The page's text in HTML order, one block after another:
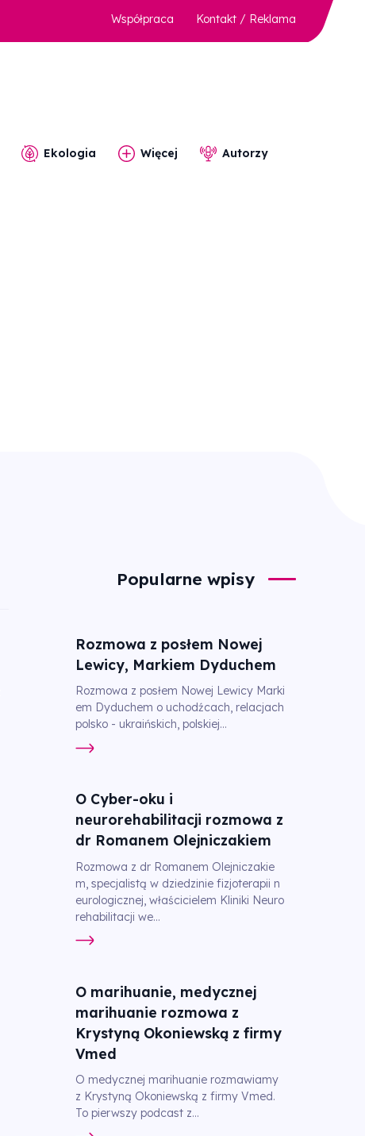
Współpraca Kontakt / Reklama
Ekologia Więcej Autorzy
Popularne wpisy
Rozmowa z posłem Nowej
Lewicy, Markiem Dyduchem
Rozmowa z posłem Nowej Lewicy Marki
em Dyduchem o uchodźcach, relacjach
polsko - ukraińskich, polskiej...
O Cyber-oku i
neurorehabilitacji rozmowa z
dr Romanem Olejniczakiem
Rozmowa z dr Romanem Olejniczakie
m, specjalistą w dziedzinie fizjoterapii n
eurologicznej, właścicielem Kliniki Neuro
rehabilitacji we...
O marihuanie, medycznej
marihuanie rozmowa z
Krystyną Okoniewską z firmy
Vmed
O medycznej marihuanie rozmawiamy
z Krystyną Okoniewską z firmy Vmed.
To pierwszy podcast z...